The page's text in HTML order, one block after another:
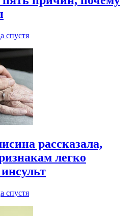
спустя
рассказала,
легко
спустя